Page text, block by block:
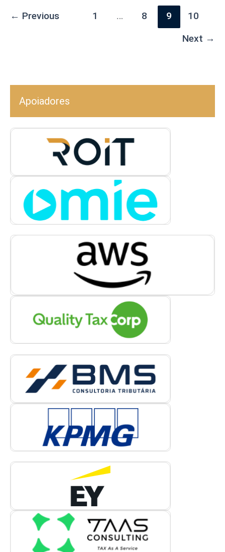
← Previous 1 … 8 9
10
Next →
Apoiadores